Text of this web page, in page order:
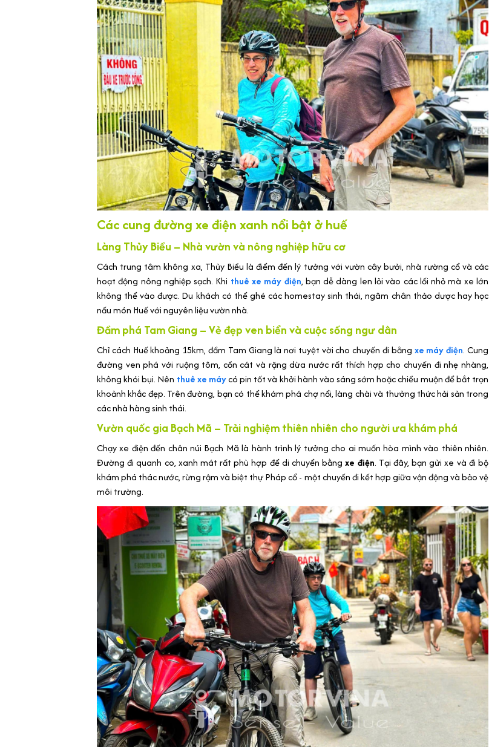
Các cung đường xe điện xanh nổi bật ở huế
Làng Thủy Biều – Nhà vườn và nông nghiệp hữu cơ
Cách trung tâm không xa, Thủy Biều là điểm đến lý tưởng với vườn cây bưởi, nhà rường cổ và các
hoạt động nông nghiệp sạch. Khi thuê xe máy điện, bạn dễ dàng len lỏi vào các lối nhỏ mà xe lớn
không thể vào được. Du khách có thể ghé các homestay sinh thái, ngâm chân thảo dược hay học
nấu món Huế với nguyên liệu vườn nhà.
Đầm phá Tam Giang – Vẻ đẹp ven biển và cuộc sống ngư dân
Chỉ cách Huế khoảng 15km, đầm Tam Giang là nơi tuyệt vời cho chuyến đi bằng xe máy điện. Cung
đường ven phá với ruộng tôm, cồn cát và rặng dừa nước rất thích hợp cho chuyến đi nhẹ nhàng,
không khói bụi. Nên thuê xe máycó pin tốt và khởi hành vào sáng sớm hoặc chiều muộn để bắt trọn
khoảnh khắc đẹp. Trên đường, bạn có thể khám phá chợ nổi, làng chài và thưởng thức hải sản trong
các nhà hàng sinh thái.
Vườn quốc gia Bạch Mã – Trải nghiệm thiên nhiên cho người ưa khám phá
Chạy xe điện đến chân núi Bạch Mã là hành trình lý tưởng cho ai muốn hòa mình vào thiên nhiên.
Đường đi quanh co, xanh mát rất phù hợp để di chuyển bằngxe điện. Tại đây, bạn gửi xe và đi bộ
khám phá thác nước, rừng rậm và biệt thự Pháp cổ - một chuyến đi kết hợp giữa vận động và bảo vệ
môi trường.